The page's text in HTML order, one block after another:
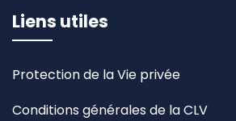
Liens utiles
Protection de la Vie privée
Conditions générales de la CLV